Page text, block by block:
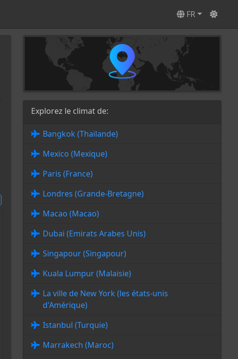
FR
Explorez le climat de:
Bangkok (Thaïlande)
Mexico (Mexique)
Paris (France)
Londres (Grande-Bretagne)
Macao (Macao)
Dubai (Emirats Arabes Unis)
Singapour (Singapour)
Kuala Lumpur (Malaisie)
La ville de New York (les états-unis
d'Amérique)
Istanbul (Turquie)
Marrakech (Maroc)